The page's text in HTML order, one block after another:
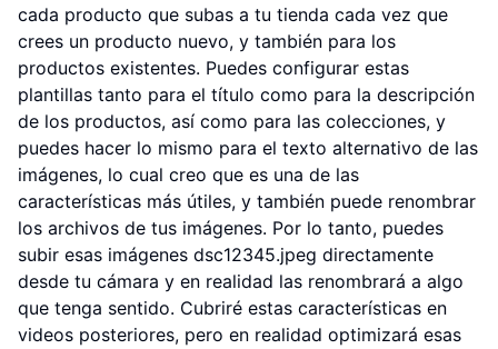
cada producto que subas a tu tienda cada vez que
crees un producto nuevo, y también para los
productos existentes. Puedes configurar estas
plantillas tanto para el título como para la descripción
de los productos, así como para las colecciones, y
puedes hacer lo mismo para el texto alternativo de las
imágenes, lo cual creo que es una de las
características más útiles, y también puede renombrar
los archivos de tus imágenes. Por lo tanto, puedes
subir esas imágenes dsc12345.jpeg directamente
desde tu cámara y en realidad las renombrará a algo
que tenga sentido. Cubriré estas características en
videos posteriores, pero en realidad optimizará esas